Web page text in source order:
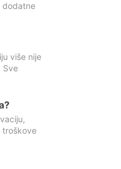
dodatne
više nije
Sve
troškove